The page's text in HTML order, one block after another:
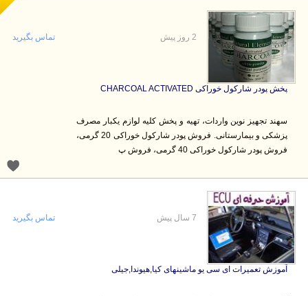
پخش پودر شارکول خوراکی CHARCOAL ACTIVATED
سهند تجهیز نوین واردات، تهیه و پخش کلیه لوازم یکبار مصرف
پزشکی و بیمارستانی. فروش پودر شارکول خوراکی 20 گرمی،
فروش پودر شارکول خوراکی 40 گرمی، فروش پ
تماس بگیرید
آموزش تعمیرات ای سی یو ماشینهای کیا,هیوندا,جیلی
تماس بگیرید